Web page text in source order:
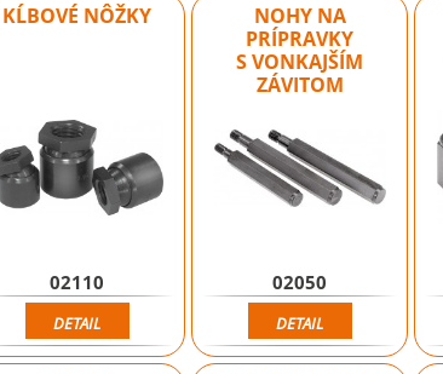
KĹBOVÉ NÔŽKY
02110
DETAIL
NOHY NA
PRÍPRAVKY
S VONKAJŠÍM
ZÁVITOM
02050
DETAIL